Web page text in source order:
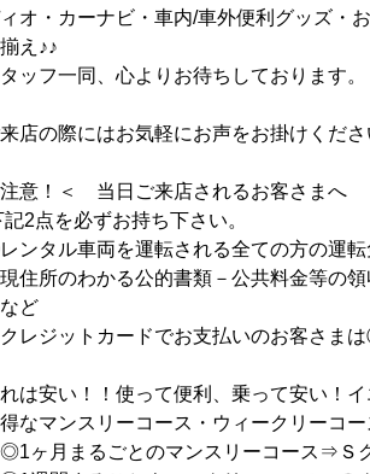
オ・カーナビ・車内/車外便利グッズ・
え♪♪
ッフ一同、心よりお待ちしております。
店の際にはお気軽にお声をお掛けくださ
意！＜　当日ご来店されるお客さまへ　
ンタル車両を運転される全ての方の運転
住所のわかる公的書類－公共料金等の
など
クレジットカードでお支払いのお客さま
は安い！！使って便利、乗って安い！
なマンスリーコース・ウィークリーコ
ヶ月まるごとのマンスリーコース⇒Ｓク